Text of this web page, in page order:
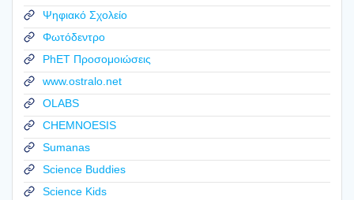
Ψηφιακό Σχολείο
Φωτόδεντρο
PhET Προσομοιώσεις
www.ostralo.net
OLABS
CHEMNOESIS
Sumanas
Science Buddies
Science Kids